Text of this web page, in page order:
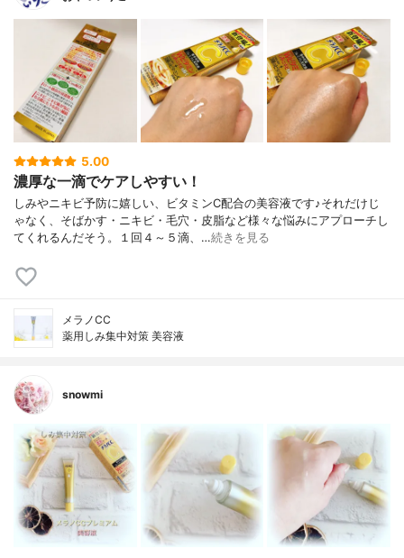
5.00
濃厚な一滴でケアしやすい！
しみやニキビ予防に嬉しい、ビタミンC配合の美容液です♪それだけじ
ゃなく、そばかす・ニキビ・毛穴・皮脂など様々な悩みにアプローチし
てくれるんだそう。１回４～５滴、…続きを見る
メラノCC
薬用しみ集中対策 美容液
snowmi